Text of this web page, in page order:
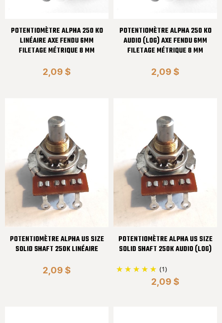
POTENTIOMÈTRE ALPHA 250 KO
LINÉAIRE AXE FENDU 6MM
FILETAGE MÉTRIQUE 8 MM
2,09 $
POTENTIOMÈTRE ALPHA 250 KO
AUDIO (LOG) AXE FENDU 6MM
FILETAGE MÉTRIQUE 8 MM
2,09 $
POTENTIOMÈTRE ALPHA US SIZE
SOLID SHAFT 250K LINÉAIRE
2,09 $
POTENTIOMÈTRE ALPHA US SIZE
SOLID SHAFT 250K AUDIO (LOG)
(1)
2,09 $